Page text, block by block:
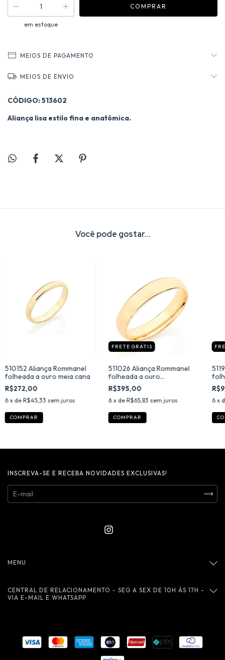
em estoque
MEIOS DE PAGAMENTO
MEIOS DE ENVIO
CÓDIGO: 513602
Aliança lisa estilo fina e anatômica.
Você pode gostar...
510152 Aliança Rommanel
folheada a ouro meia cana
R$272,00
6 x de R$45,33 sem juros
COMPRAR
FRETE GRÁTIS
511026 Aliança Rommanel
folheada a ouro
anatômica
R$395,00
6 x de R$65,83 sem juros
COMPRAR
6 x
INSCREVA-SE E RECEBA NOVIDADES EXCLUSIVAS!
MENU
CENTRAL DE RELACIONAMENTO - SEG A SEX DE 10H ÀS 17H -
VIA E-MAIL E WHATSAPP